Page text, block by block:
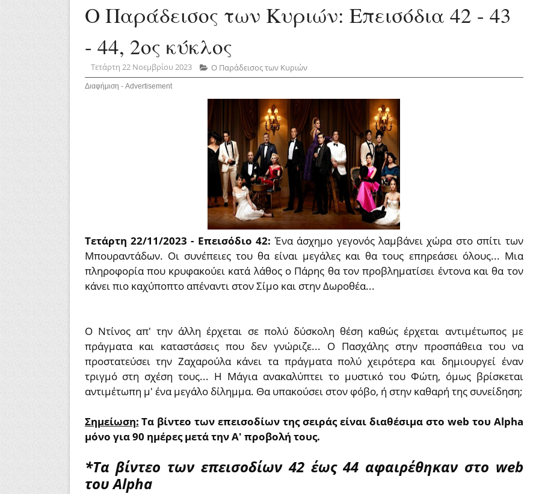
Ο Παράδεισος των Κυριών: Επεισόδια 42 - 43
- 44, 2ος κύκλος
Τετάρτη 22 Νοεμβρίου 2023 Ο Παράδεισος των Κυριών
Διαφήμιση - Advertisement
Τετάρτη 22/11/2023 - Επεισόδιο 42:Ένα άσχημο γεγονός λαμβάνει χώρα στο σπίτι των
Μπουραντάδων. Οι συνέπειες του θα είναι μεγάλες και θα τους επηρεάσει όλους... Μια
πληροφορία που κρυφακούει κατά λάθος ο Πάρης θα τον προβληματίσει έντονα και θα τον
κάνει πιο καχύποπτο απέναντι στον Σίμο και στην Δωροθέα...
Ο Ντίνος απ' την άλλη έρχεται σε πολύ δύσκολη θέση καθώς έρχεται αντιμέτωπος με
πράγματα και καταστάσεις που δεν γνώριζε... Ο Πασχάλης στην προσπάθεια του να
προστατεύσει την Ζαχαρούλα κάνει τα πράγματα πολύ χειρότερα και δημιουργεί έναν
τριγμό στη σχέση τους... Η Μάγια ανακαλύπτει το μυστικό του Φώτη, όμως βρίσκεται
αντιμέτωπη μ' ένα μεγάλο δίλημμα. Θα υπακούσει στον φόβο, ή στην καθαρή της συνείδηση;
Σημείωση: Τα βίντεο των επεισοδίων της σειράς είναι διαθέσιμα στο web του Alpha
μόνο για 90 ημέρες μετά την Α' προβολή τους.
*Τα βίντεο των επεισοδίων 42 έως 44 αφαιρέθηκαν στο web
του Alpha